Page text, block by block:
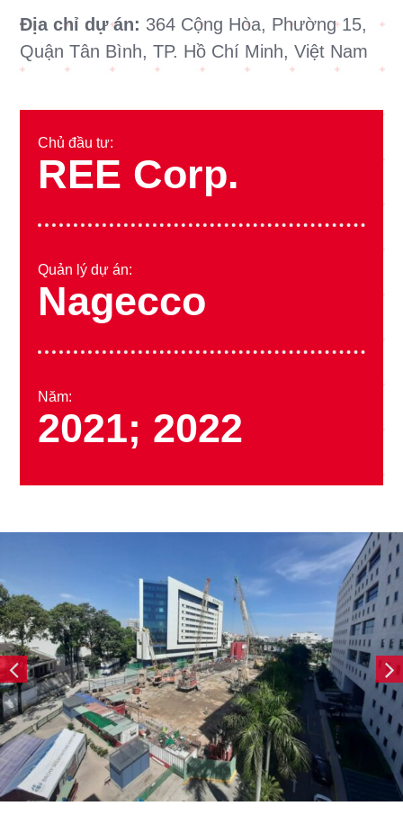
Địa chỉ dự án: 364 Cộng Hòa, Phường 15,
Quận Tân Bình, TP. Hồ Chí Minh, Việt Nam
Chủ đầu tư:
REE Corp.
Quản lý dự án:
Nagecco
Năm:
2021; 2022